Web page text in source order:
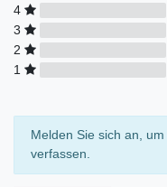
4
3
2
1
Melden Sie sich an,
verfassen.